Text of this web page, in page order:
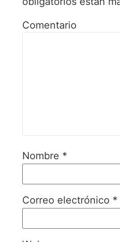
Comentario
Nombre *
Correo electrónico *